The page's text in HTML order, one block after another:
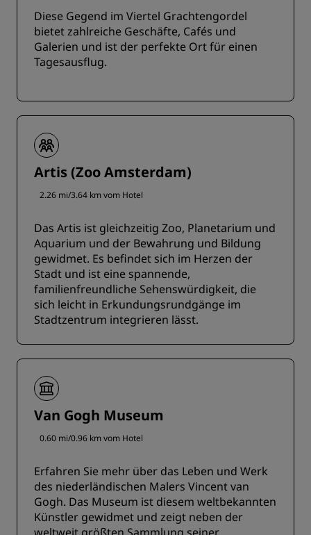
Diese Gegend im Viertel Grachtengordel
bietet zahlreiche Geschäfte, Cafés und
Galerien und ist der perfekte Ort für einen
Tagesausflug.
Artis (Zoo Amsterdam)
2.26 mi/3.64 km vom Hotel
Das Artis ist gleichzeitig Zoo, Planetarium und
Aquarium und der Bewahrung und Bildung
gewidmet. Es befindet sich im Herzen der
Stadt und ist eine spannende,
familienfreundliche Sehenswürdigkeit, die
sich leicht in Erkundungsrundgänge im
Stadtzentrum integrieren lässt.
Van Gogh Museum
0.60 mi/0.96 km vom Hotel
Erfahren Sie mehr über das Leben und Werk
des niederländischen Malers Vincent van
Gogh. Das Museum ist diesem weltbekannten
Künstler gewidmet und zeigt neben der